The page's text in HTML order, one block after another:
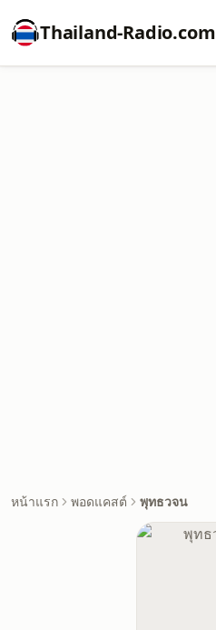
Thailand-Radio.com
หน้าแรก พอดแคสต์ พุทธวจน